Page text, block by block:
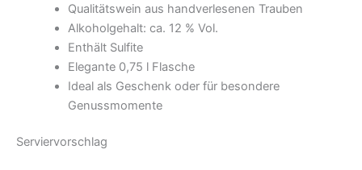
Qualitätswein aus handverlesenen Trauben
Alkoholgehalt: ca. 12 % Vol.
Enthält Sulfite
Elegante 0,75 l Flasche
Ideal als Geschenk oder für besondere
Genussmomente
Serviervorschlag